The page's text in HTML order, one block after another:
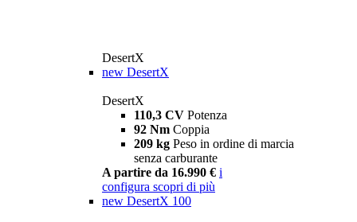
DesertX
new DesertX
DesertX
110,3 CV Potenza
92 Nm Coppia
209 kg Peso in ordine di marcia
senza carburante
A partire da 16.990 € i
configura scopri di più
new DesertX 100